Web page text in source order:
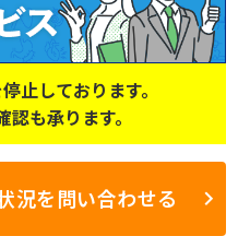
止しております。
も承ります。
況を問い合わせる